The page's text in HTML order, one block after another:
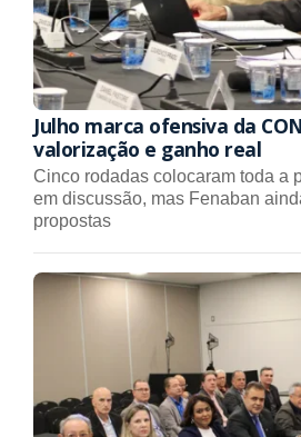
Julho marca ofensiva da
valorização e ganho real
Cinco rodadas colocaram toda a
em discussão, mas Fenaban
propostas